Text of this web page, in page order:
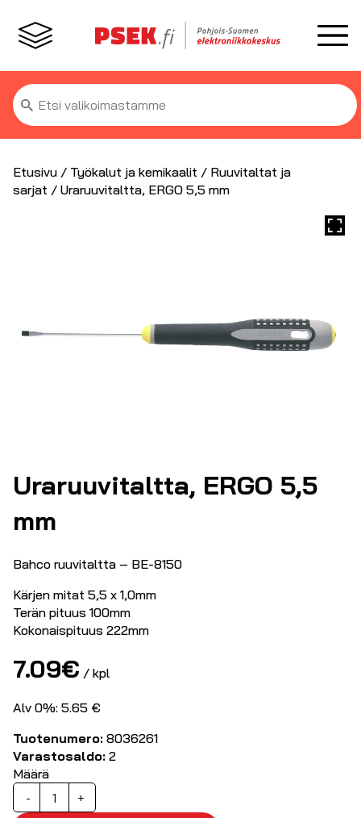
Etsi:
Etusivu / Työkalut ja kemikaalit / Ruuvitaltat ja
sarjat / Uraruuvitaltta, ERGO 5,5 mm
Uraruuvitaltta, ERGO 5,5
mm
Bahco ruuvitaltta – BE-8150
Kärjen mitat 5,5 x 1,0mm
Terän pituus 100mm
Kokonaispituus 222mm
7.09€ / kpl
Alv 0%: 5.65 €
Tuotenumero: 8036261
Varastosaldo: 2
Määrä
-
Uraruuvitaltta,
ERGO
+